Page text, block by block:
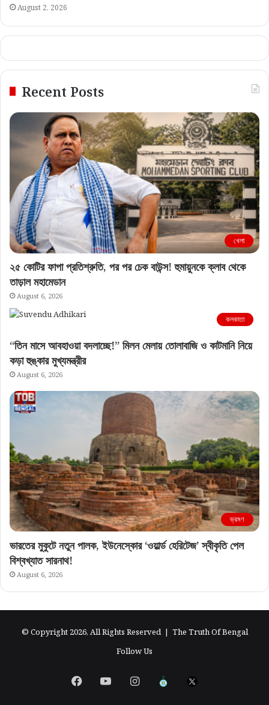
August 2, 2026
Recent Posts
খেলা
২৫ কোটির ফাপা প্রতিশ্রুতি, পর পর চেক বাউন্স! হুমায়ুনকে ক্লাব থেকে
তাড়াল মহামেডান
August 6, 2026
কলকাতা
“তিন মাসে আবহাওয়া বদলাচ্ছে!” মিলন মেলায় তোলাবাজি ও কাটমানি নিয়ে
কড়া হুঙ্কার মুখ্যমন্ত্রীর
August 6, 2026
ভ্রমণ
ভারতের মুকুটে নতুন পালক, ইউনেস্কোর ‘ওয়ার্ল্ড হেরিটেজ’ স্বীকৃতি পেল
বিশ্বখ্যাত সারনাথ!
August 6, 2026
© Copyright 2026, All Rights Reserved | The Truth Of Bengal
Follow Us
FacebookYouTubeInstagram
এগিয়ে